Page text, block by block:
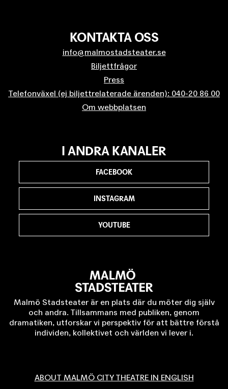
KONTAKTA OSS
info@malmostadsteater.se
Biljettfrågor
Press
Telefonväxel (ej biljettrelaterade ärenden): 040-20 86 00
Om webbplatsen
Malmö Stadsteater är en plats där du möter dig själv
och andra. Tillsammans med publiken, genom
dramatiken, utforskar vi perspektiv för att bättre förstå
individen, kollektivet och världen vi lever i.
ABOUT MALMÖ CITY THEATRE IN ENGLISH
I ANDRA KANALER
FACEBOOK
INSTAGRAM
YOUTUBE